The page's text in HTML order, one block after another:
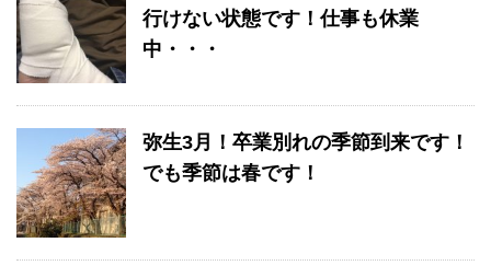
行けない状態です！仕事も休業
中・・・
弥生3月！卒業別れの季節到来です！
でも季節は春です！